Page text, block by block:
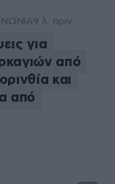
9 λ. πριν
για
από
και
από